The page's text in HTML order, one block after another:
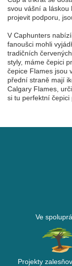
svou vášní a láskou
projevit podporu,
V Caphunters
fanoušci mohli
tradičních
styly, máme čepici
čepice Flames jsou
přední straně mají
Calgary Flames,
si tu perfektní čepici
Ve
Projekty